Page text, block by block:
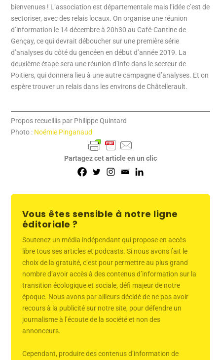
bienvenues ! L’association est départementale mais l’idée c’est de
sectoriser, avec des relais locaux. On organise une réunion
d’information le 14 décembre à 20h30 au Café-Cantine de
Gençay, ce qui devrait déboucher sur une première série
d’analyses du côté du gencéen en début d’année 2019. La
deuxième étape sera une réunion d’info dans le secteur de
Poitiers, qui donnera lieu à une autre campagne d’analyses. Et on
espère trouver un relais dans les environs de Châtellerault.
Propos recueillis par Philippe Quintard
Photo : Noémie Pinganaud
Partagez cet article en un clic
Vous êtes sensible à notre ligne
éditoriale ?
Soutenez un média indépendant qui propose en accès
libre tous ses articles et podcasts. Si nous avons fait le
choix de la gratuité, c’est pour permettre au plus grand
nombre d’avoir accès à des contenus d’information sur la
transition écologique et sociale, défi majeur de notre
époque. Nous avons par ailleurs décidé de ne pas avoir
recours à la publicité sur notre site, pour défendre un
journalisme à l’écoute de la société et non des
annonceurs.
Cependant, produire des contenus d’information de